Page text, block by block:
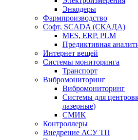
Энкодеры
Фармпроизводство
Софт, SCADA (СКАДА)
MES, ERP, PLM
Предиктивная
Интернет вещей
Системы мониторинга
Транспорт
Вибромониторинг
Вибромониторинг
Системы для
лазерные)
СМИК
Контроллеры
Внедрение АСУ ТП